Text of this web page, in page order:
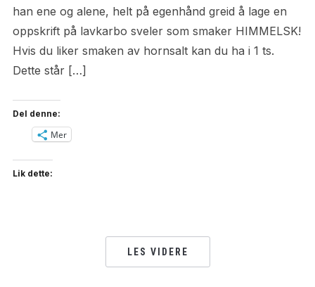
han ene og alene, helt på egenhånd greid å lage en
oppskrift på lavkarbo sveler som smaker HIMMELSK!
Hvis du liker smaken av hornsalt kan du ha i 1 ts.
Dette står […]
Del denne:
Mer
Lik dette:
LES VIDERE